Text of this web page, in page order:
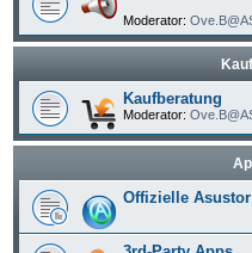
Moderator:
Kaufberatung
Moderator:
Offizielle